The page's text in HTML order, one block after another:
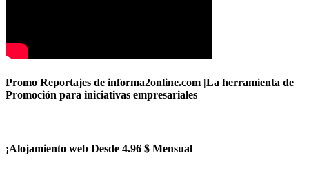
Promo Reportajes de informa2online.com |La herramienta de
Promoción para iniciativas empresariales
¡Alojamiento web Desde 4.96 $ Mensual